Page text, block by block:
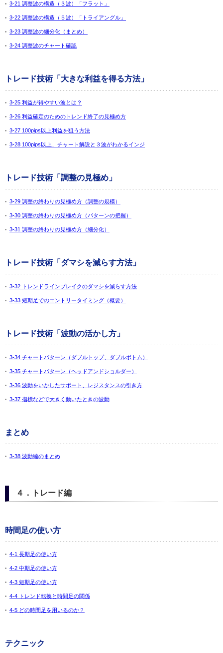
3-21 調整波の構造（３波）「フラット」
3-22 調整波の構造（５波）「トライアングル」
3-23 調整波の細分化（まとめ）
3-24 調整波のチャート確認
トレード技術「大きな利益を得る方法」
3-25 利益が得やすい波とは？
3-26 利益確定のためのトレンド終了の見極め方
3-27 100pips以上利益を狙う方法
3-28 100pips以上、チャート解説と３波がわかるインジ
トレード技術「調整の見極め」
3-29 調整の終わりの見極め方（調整の規模）
3-30 調整の終わりの見極め方（パターンの把握）
3-31 調整の終わりの見極め方（細分化）
トレード技術「ダマシを減らす方法」
3-32 トレンドラインブレイクのダマシを減らす方法
3-33 短期足でのエントリータイミング（概要）
トレード技術「波動の活かし方」
3-34 チャートパターン（ダブルトップ、ダブルボトム）
3-35 チャートパターン（ヘッドアンドショルダー）
3-36 波動をいかしたサポート、レジスタンスの引き方
3-37 指標などで大きく動いたときの波動
まとめ
3-38 波動編のまとめ
４．トレード編
時間足の使い方
4-1 長期足の使い方
4-2 中期足の使い方
4-3 短期足の使い方
4-4 トレンド転換と時間足の関係
4-5 どの時間足を用いるのか？
テクニック